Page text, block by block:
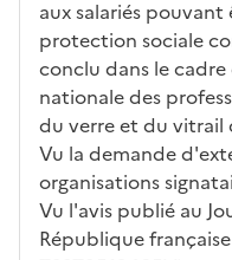
aux salariés
protection sociale
conclu dans le
nationale des
du verre et du vitrail
Vu la demande
organisations
Vu l'avis publié au
République